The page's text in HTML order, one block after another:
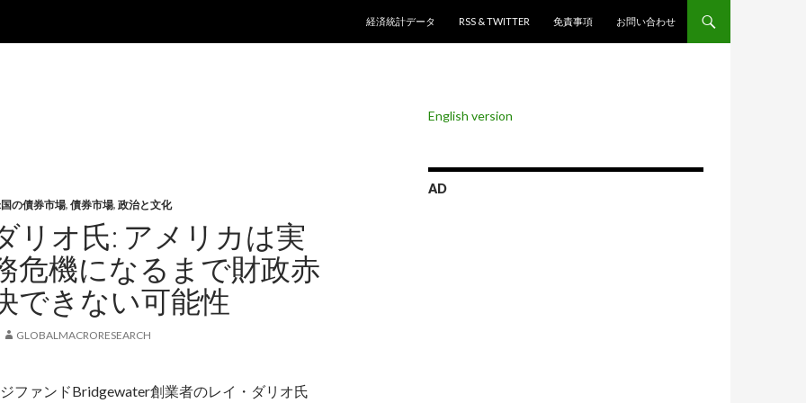
経済統計データ
RSS & TWITTER 免責事項 お問い合わせ
の債券市場, 債券市場, 政治と文化
リオ氏: アメリカは実
危機になるまで財政赤
できない可能性
GLOBALMACRORESEARCH
ファンドBridgewater創業者のレイ・ダリオ氏
English version
AD